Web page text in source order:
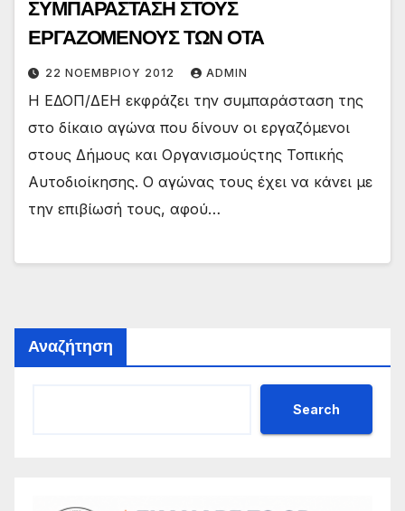
ΣΥΜΠΑΡΑΣΤΑΣΗ ΣΤΟΥΣ
ΕΡΓΑΖΟΜΕΝΟΥΣ ΤΩΝ ΟΤΑ
22 ΝΟΕΜΒΡΊΟΥ 2012 ADMIN
Η ΕΔΟΠ/ΔΕΗ εκφράζει την συμπαράσταση της
στο δίκαιο αγώνα που δίνουν οι εργαζόμενοι
στους Δήμους και Οργανισμούςτης Τοπικής
Αυτοδιοίκησης. Ο αγώνας τους έχει να κάνει με
την επιβίωσή τους, αφού…
Αναζήτηση
Search